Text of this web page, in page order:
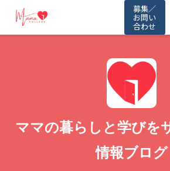
募集／
お問い
合わせ
ママの暮らしと学びを
情報ブログ